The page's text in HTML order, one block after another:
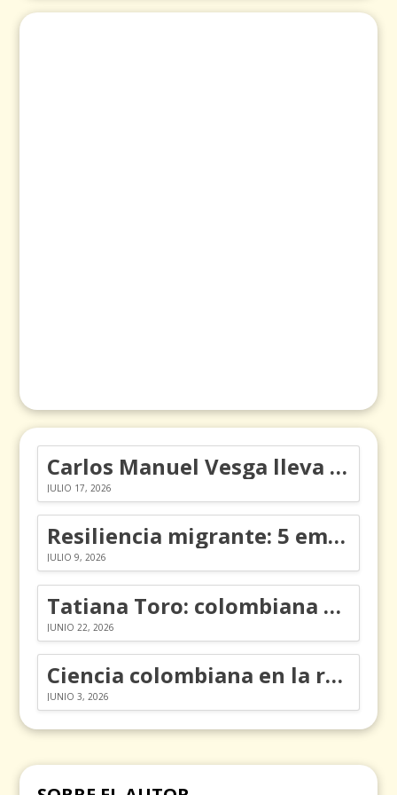
Carlos Manuel Vesga lleva el nombre de Colombia a los Emmy
JULIO 17, 2026
Resiliencia migrante: 5 emociones y cómo gestionarlas
JULIO 9, 2026
Tatiana Toro: colombiana que cambió la historia de las matemáticas
JUNIO 22, 2026
Ciencia colombiana en la revolución de los órganos en chips
JUNIO 3, 2026